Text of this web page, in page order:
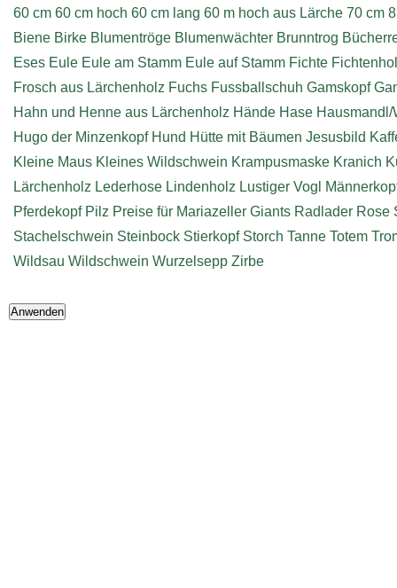
60 cm 60 cm hoch 60 cm lang 60 m hoch aus Lärche 70 cm
Biene Birke Blumentröge Blumenwächter Brunntrog
Eses Eule Eule am Stamm Eule auf Stamm Fichte
Frosch aus Lärchenholz Fuchs Fussballschuh Gamskopf
Hahn und Henne aus Lärchenholz Hände Hase Hausmandl/
Hugo der Minzenkopf Hund Hütte mit Bäumen Jesusbild
Kleine Maus Kleines Wildschwein Krampusmaske Kranich
Lärchenholz Lederhose Lindenholz Lustiger Vogl
Pferdekopf Pilz Preise für Mariazeller Giants Radlader Rose
Stachelschwein Steinbock Stierkopf Storch Tanne Totem
Wildsau Wildschwein Wurzelsepp Zirbe